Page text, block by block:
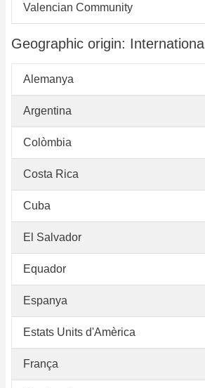
Valencian Community
Geographic origin: International
Alemanya
Argentina
Colòmbia
Costa Rica
Cuba
El Salvador
Equador
Espanya
Estats Units d'Amèrica
França